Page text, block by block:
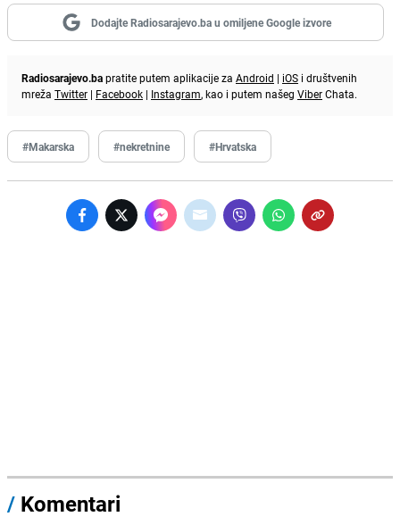
Dodajte Radiosarajevo.ba u omiljene Google izvore
Radiosarajevo.bapratite putem aplikacije za Android | iOS i društvenih
mreža Twitter | Facebook | Instagram, kao i putem našeg ViberChata.
#Makarska #nekretnine #Hrvatska
/ Komentari